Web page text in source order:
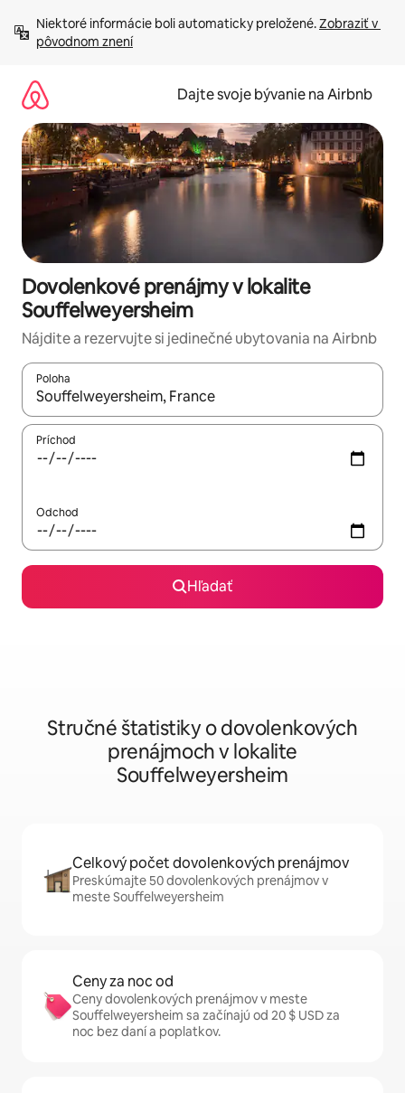
obsah.
Niektoré informácie boli automaticky preložené. Zobraziť v
pôvodnom znení
Dajte svoje bývanie na Airbnb
Dovolenkové prenájmy v lokalite
Souffelweyersheim
Nájdite a rezervujte si jedinečné ubytovania na Airbnb
Poloha
Keď budú výsledky k dispozícii, môžete si ich prechádzať
Príchod
Odchod
Hľadať
Stručné štatistiky o dovolenkových
prenájmoch v lokalite
Souffelweyersheim
Celkový počet dovolenkových prenájmov
Preskúmajte 50 dovolenkových prenájmov v
meste Souffelweyersheim
Ceny za noc od
Ceny dovolenkových prenájmov v meste
Souffelweyersheim sa začínajú od 20 $ USD za
noc bez daní a poplatkov.